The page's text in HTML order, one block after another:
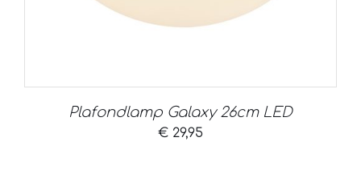
Plafondlamp Galaxy 26cm LED
€ 29,95